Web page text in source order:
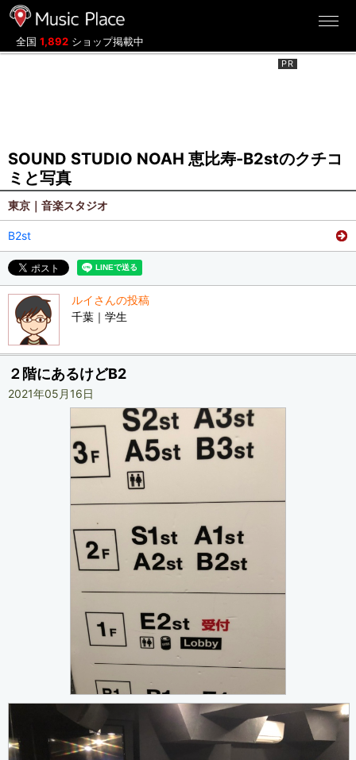
全国 1,892 ショップ掲載中
SOUND STUDIO NOAH 恵比寿-B2stのクチコ
ミと写真
東京｜音楽スタジオ
B2st
ルイさんの投稿
千葉｜学生
２階にあるけどB2
2021年05月16日